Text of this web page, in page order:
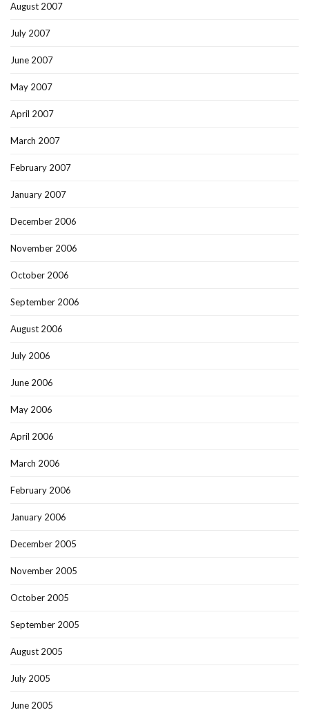
August 2007
July 2007
June 2007
May 2007
April 2007
March 2007
February 2007
January 2007
December 2006
November 2006
October 2006
September 2006
August 2006
July 2006
June 2006
May 2006
April 2006
March 2006
February 2006
January 2006
December 2005
November 2005
October 2005
September 2005
August 2005
July 2005
June 2005